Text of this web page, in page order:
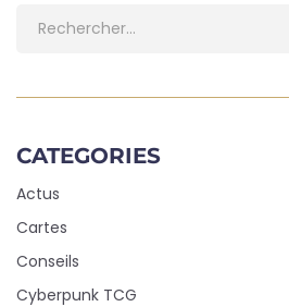
CATEGORIES
Actus
Cartes
Conseils
Cyberpunk TCG